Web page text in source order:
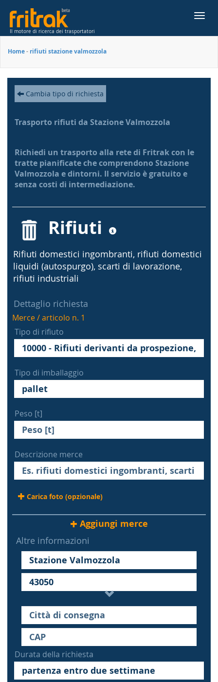
Il motore di ricerca dei trasportatori
Home- rifiuti stazione valmozzola
Cambia tipo di richiesta
Trasporto rifiuti da Stazione Valmozzola
Richiedi un trasporto alla rete di Fritrak con le
tratte pianificate che comprendono Stazione
Valmozzola e dintorni. Il servizio è gratuito e
senza costi di intermediazione.
Rifiuti
Rifiuti domestici ingombranti, rifiuti domestici
liquidi (autospurgo), scarti di lavorazione,
rifiuti industriali
Dettaglio richiesta
Merce / articolo n. 1
Tipo di rifiuto
Tipo di imballaggio
Peso [t]
Descrizione merce
Carica foto (opzionale)
Aggiungi merce
Altre informazioni
Durata della richiesta